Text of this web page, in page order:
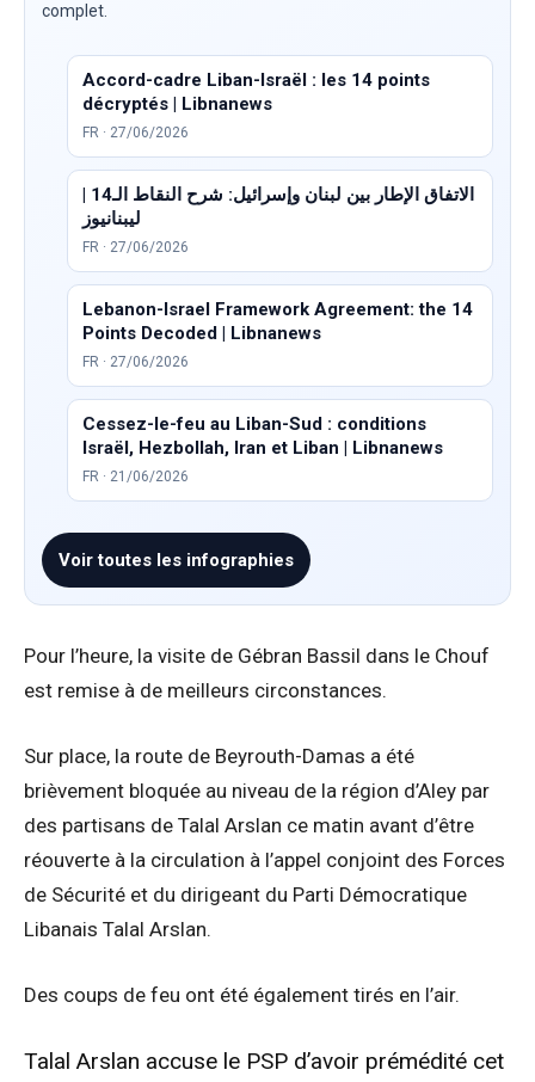
complet.
Accord-cadre Liban-Israël : les 14 points
décryptés | Libnanews
FR · 27/06/2026
الاتفاق الإطار بين لبنان وإسرائيل: شرح النقاط الـ14 |
ليبنانيوز
FR · 27/06/2026
Lebanon-Israel Framework Agreement: the 14
Points Decoded | Libnanews
FR · 27/06/2026
Cessez-le-feu au Liban-Sud : conditions
Israël, Hezbollah, Iran et Liban | Libnanews
FR · 21/06/2026
Voir toutes les infographies
Pour l’heure, la visite de Gébran Bassil dans le Chouf
est remise à de meilleurs circonstances.
Sur place, la route de Beyrouth-Damas a été
brièvement bloquée au niveau de la région d’Aley par
des partisans de Talal Arslan ce matin avant d’être
réouverte à la circulation à l’appel conjoint des Forces
de Sécurité et du dirigeant du Parti Démocratique
Libanais Talal Arslan.
Des coups de feu ont été également tirés en l’air.
Talal Arslan accuse le PSP d’avoir prémédité cet